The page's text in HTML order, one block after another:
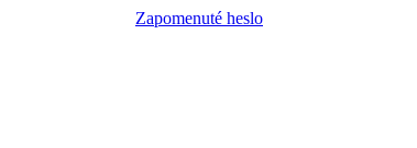
Zapomenuté heslo